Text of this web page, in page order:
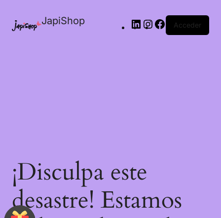
JapiShop Acceder
¡Disculpa este
desastre! Estamos